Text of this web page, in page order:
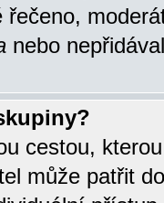
nebo
cestou,
může patřit